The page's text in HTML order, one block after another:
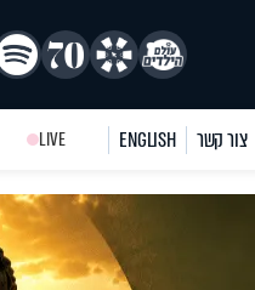
צור קשר ENGLISH
LIVE